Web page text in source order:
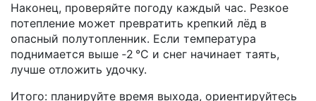
Наконец, проверяйте погоду каждый час. Резкое
потепление может превратить крепкий лёд в
опасный полутопленник. Если температура
поднимается выше ‑2 °C и снег начинает таять,
лучше отложить удочку.
Итого: планируйте время выхода, ориентируйтесь